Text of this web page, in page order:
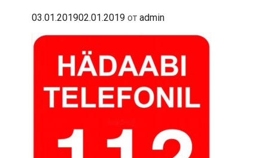
03.01.201902.01.2019 от admin